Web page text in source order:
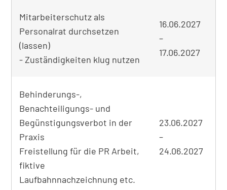
Mitarbeiterschutz als
Personalrat durchsetzen
(lassen)
- Zuständigkeiten klug nutzen
16.06.2027
–
17.06.2027
Behinderungs-,
Benachteiligungs- und
Begünstigungsverbot in der
Praxis
Freistellung für die PR Arbeit,
fiktive
Laufbahnnachzeichnung etc.
23.06.2027
–
24.06.2027